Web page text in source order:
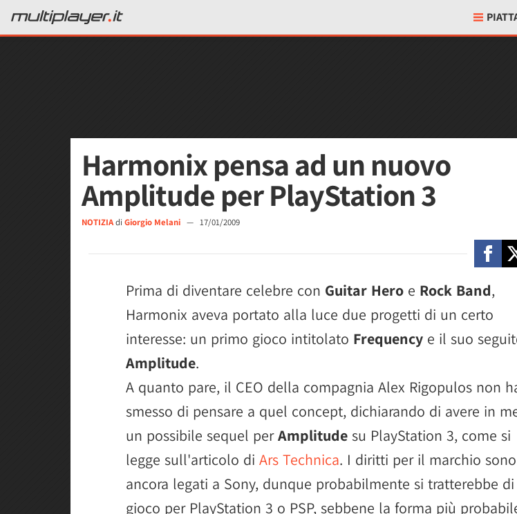
Harmonix pensa ad un nuovo
Amplitude per PlayStation 3
NOTIZIAdi Giorgio Melani — 17/01/2009
Prima di diventare celebre con Guitar Hero e Rock Band,
Harmonix aveva portato alla luce due progetti di un certo
interesse: un primo gioco intitolato Frequency e il suo
Amplitude.
A quanto pare, il CEO della compagnia Alex Rigopulos non
smesso di pensare a quel concept, dichiarando di avere in
un possibile sequel perAmplitude su PlayStation 3, come si
legge sull'articolo di Ars Technica. I diritti per il marchio sono
ancora legati a Sony, dunque probabilmente si tratterebbe
gioco per PlayStation 3 o PSP, sebbene la forma più